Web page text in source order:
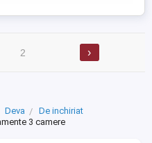
2 ›
Deva
De inchiriat
3 camere